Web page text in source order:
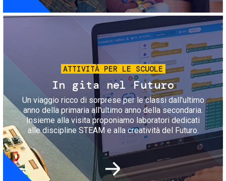
Immagine
ATTIVITÀ PER LE SCUOLE
In gita nel Futuro
Un viaggio ricco di sorprese per le classi dall'ultimo
anno della primaria all'ultimo anno della secondaria.
Insieme alla visita proponiamo laboratori dedicati
alle discipline STEAM e alla creatività del Futuro.